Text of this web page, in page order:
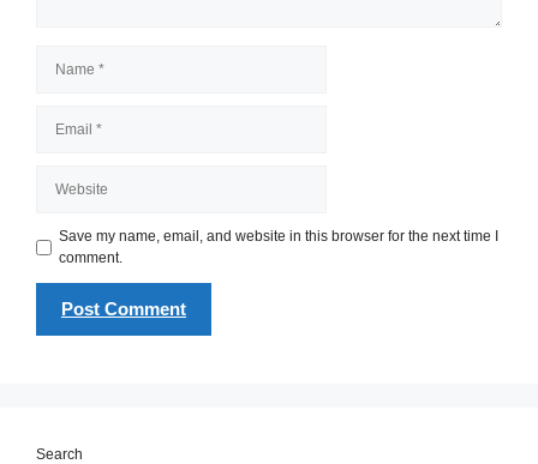
Save my name, email, and website in this browser for the next time I
comment.
Search